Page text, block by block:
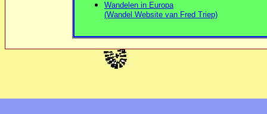
Wandelen in Europa
(Wandel Website van Fred Triep)